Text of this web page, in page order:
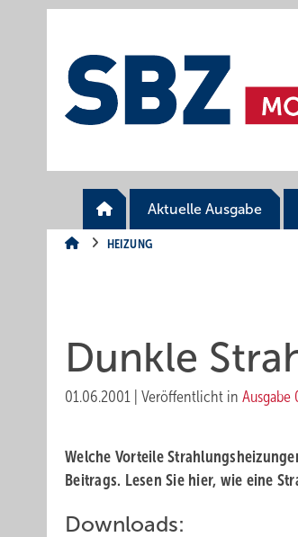
Aktuelle Ausgabe
HEIZUNG
Dunkle
01.06.2001 Veröffentlicht in Ausgabe
Welche Vorteile
Beitrags. Lesen Sie hier, wie eine
Downloads: